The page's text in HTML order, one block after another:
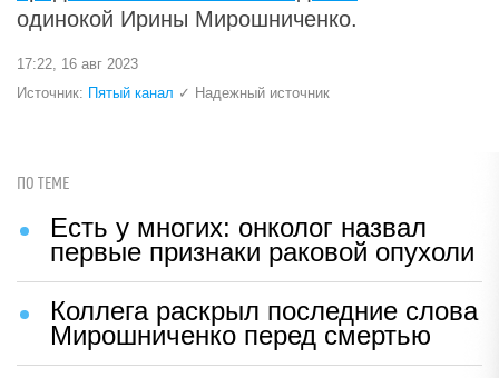
одинокой Ирины Мирошниченко.
17:22, 16 авг 2023
Источник: Пятый канал ✓ Надежный источник
ПО ТЕМЕ
Есть у многих: онколог назвал
первые признаки раковой опухоли
Коллега раскрыл последние слова
Мирошниченко перед смертью